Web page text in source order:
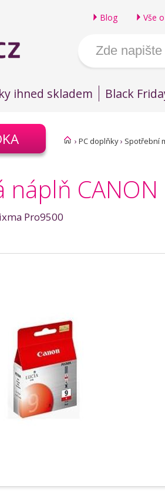
Blog Vše
ihned skladem Black
› PC doplňky› Spotřební
CANON
Pro9500